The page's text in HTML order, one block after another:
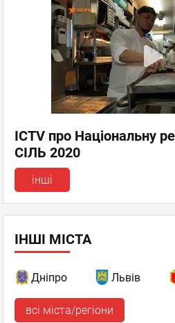
ICTV про Національну
СІЛЬ 2020
інші
ІНШІ МІСТА
Дніпро Львів
всі міста/регіони